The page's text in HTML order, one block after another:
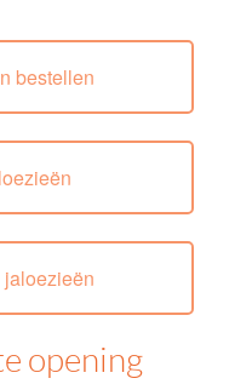
bestellen
opening